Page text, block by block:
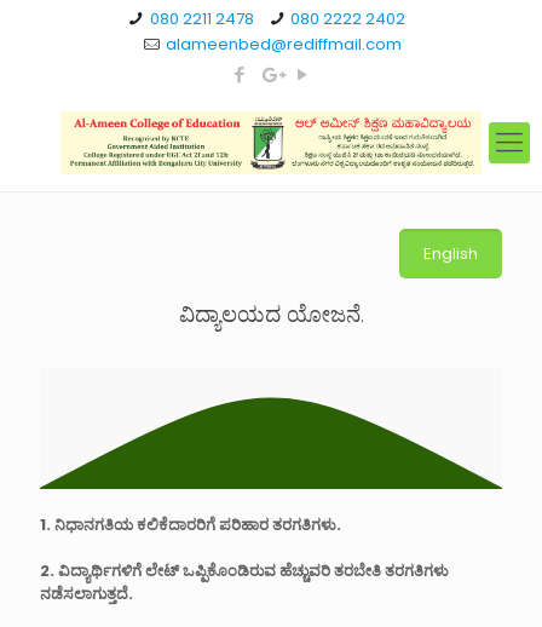
080 2211 2478
080 2222 2402
alameenbed@rediffmail.com
English
ವಿದ್ಯಾಲಯದ ಯೋಜನೆ.
1. ನಿಧಾನಗತಿಯ ಕಲಿಕೆದಾರರಿಗೆ ಪರಿಹಾರ ತರಗತಿಗಳು.
2. ವಿದ್ಯಾರ್ಥಿಗಳಿಗೆ ಲೇಟ್ ಒಪ್ಪಿಕೊಂಡಿರುವ ಹೆಚ್ಚುವರಿ ತರಬೇತಿ ತರಗತಿಗಳು
ನಡೆಸಲಾಗುತ್ತದೆ.